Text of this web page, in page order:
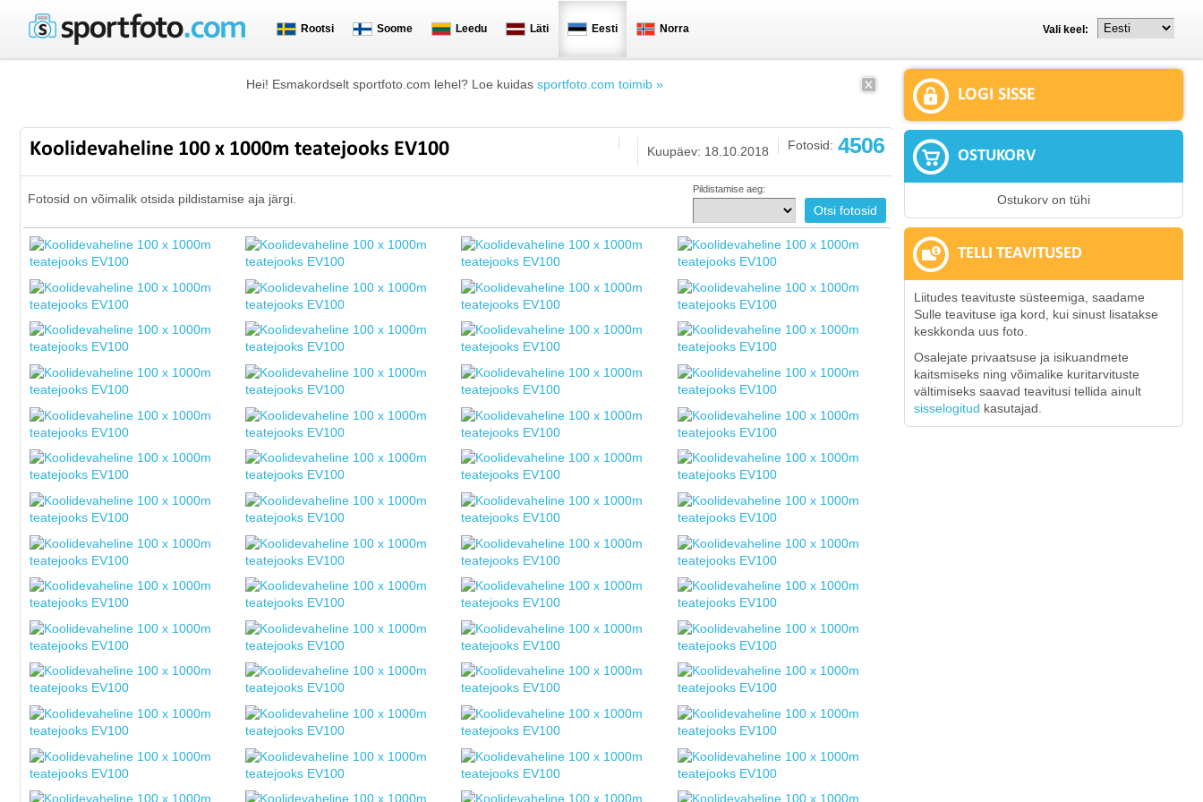
Rootsi Soome Leedu Läti Eesti Norra Vali keel:
Hei! Esmakordselt sportfoto.com lehel? Loe kuidas sportfoto.com toimib »
Koolidevaheline 100 x 1000m teatejooks EV100 Fotosid: 4506
Kuupäev: 18.10.2018
Fotosid on võimalik otsida pildistamise aja järgi.
Pildistamise aeg:
LOGI SISSE
OSTUKORV
Ostukorv on tühi
TELLI TEAVITUSED
Liitudes teavituste süsteemiga, saadame
Sulle teavituse iga kord, kui sinust lisatakse
keskkonda uus foto.
Osalejate privaatsuse ja isikuandmete
kaitsmiseks ning võimalike kuritarvituste
vältimiseks saavad teavitusi tellida ainult
sisselogitud kasutajad.